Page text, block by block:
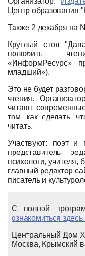
Центр образования
Также 2 декабря на
Круглый стол
полюбить
«ИнформРесурс»
младший»).
Это не будет
чтения.
читают
том, как сделать,
читать.
Участвуют: поэт и
представитель
психологи, учителя,
главный редактор
писатель и
С полной
ознакомиться здесь.
Центральный Дом
Москва, Крымский